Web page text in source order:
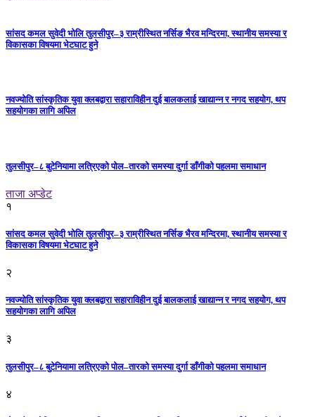
सांसद कमल सुवेदी भोलि तुलसीपुर–३ राम्रीस्थित नर्सिङ भैरव मन्दिरमा, स्थानीय समस्या र
विकासका विषयमा भेटघाट हुने
नवज्योति सांस्कृतिक युवा क्लबद्वारा सहाराविहीन दुई बालकलाई खाद्यान्न र नगद सहयोग, थप
सहयोगका लागि अपिल
तुलसीपुर–८ बुटेनियामा लत्रिएको पोल–तारको समस्या दुर्गा डाँगीको पहलमा समाधान
ताजा अप्डेट
१
सांसद कमल सुवेदी भोलि तुलसीपुर–३ राम्रीस्थित नर्सिङ भैरव मन्दिरमा, स्थानीय समस्या र
विकासका विषयमा भेटघाट हुने
२
नवज्योति सांस्कृतिक युवा क्लबद्वारा सहाराविहीन दुई बालकलाई खाद्यान्न र नगद सहयोग, थप
सहयोगका लागि अपिल
३
तुलसीपुर–८ बुटेनियामा लत्रिएको पोल–तारको समस्या दुर्गा डाँगीको पहलमा समाधान
४